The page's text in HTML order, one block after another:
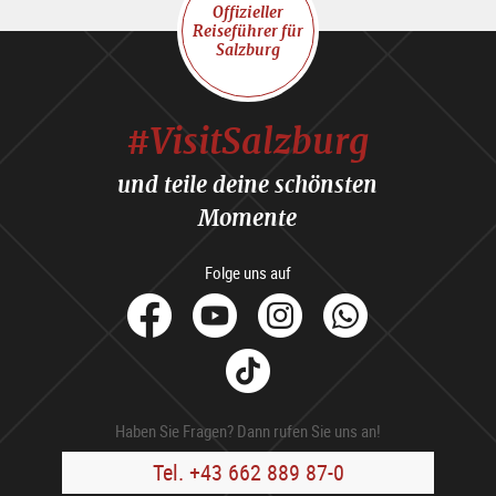
Offizieller
Reiseführer für
Salzburg
#VisitSalzburg
und teile deine schönsten
Momente
Folge uns auf
facebook
YoutubeInstagram
Tik
Tok
Haben Sie Fragen? Dann rufen Sie uns an!
Tel. +43 662 889 87-0